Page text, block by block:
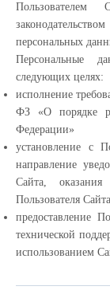
персональных
Персональные
следующих целях:
исполнение
ФЗ «О порядке
Федерации»
установление с
направление
Сайта,
Пользователя Сайта
предоставление
технической
использованием